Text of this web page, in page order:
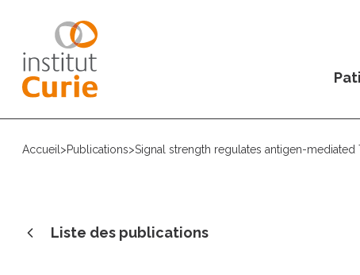
Accueil >Publications>Signal strength regulates antigen-
Liste des publications